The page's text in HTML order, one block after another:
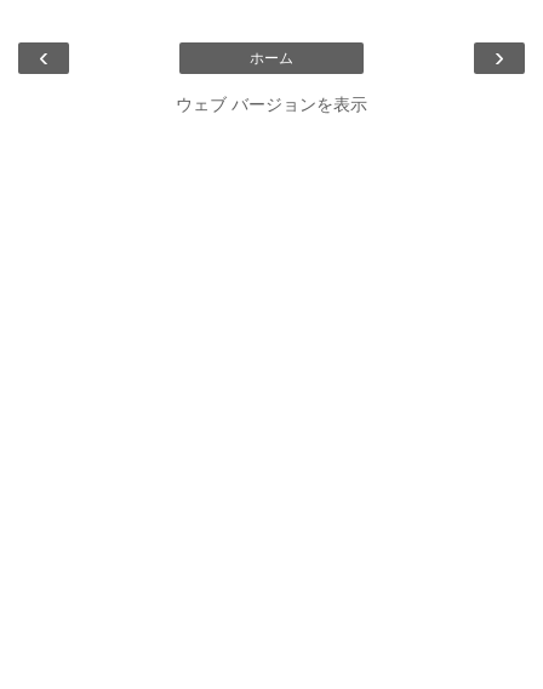
‹ ›
ホーム
ウェブ バージョンを表示